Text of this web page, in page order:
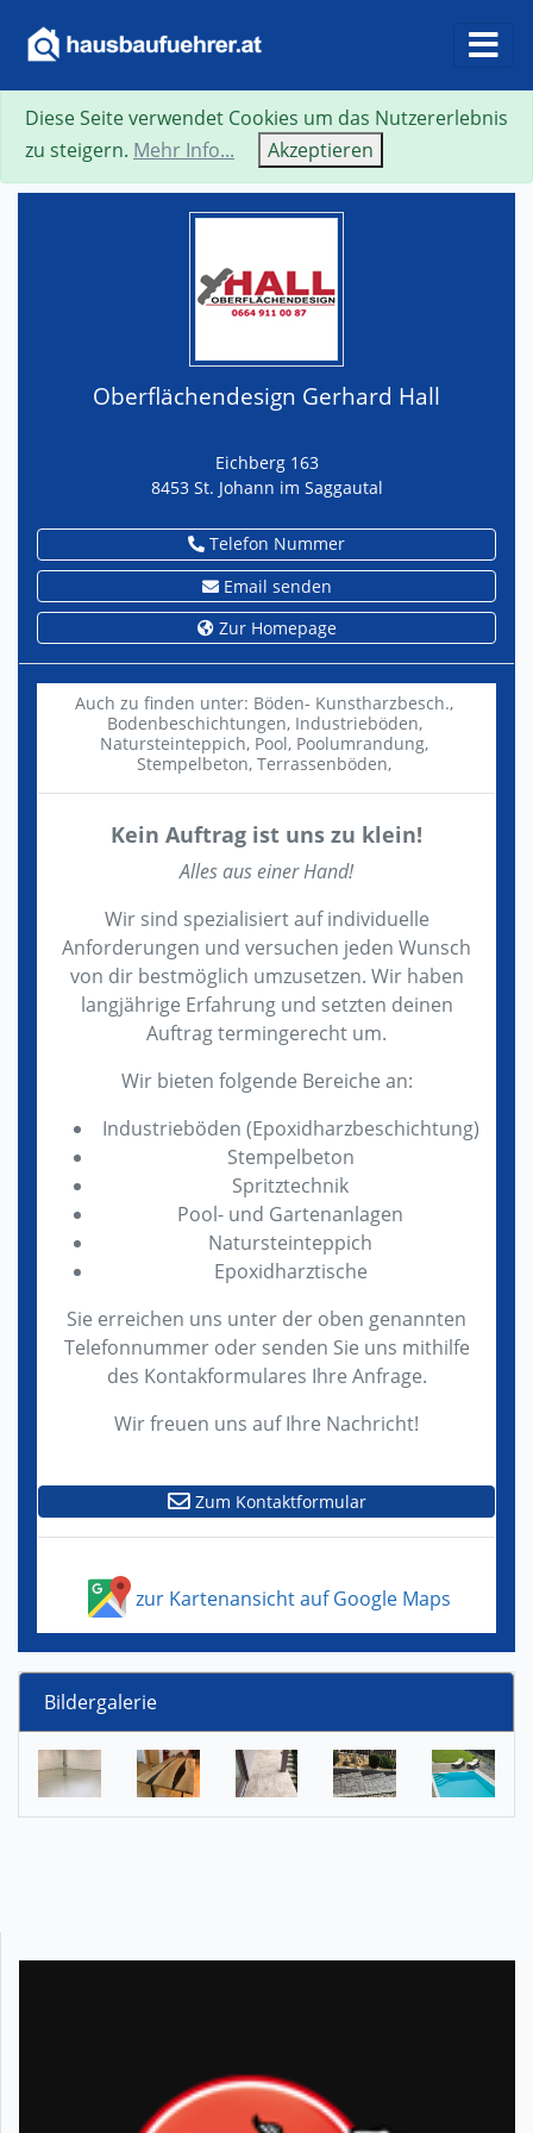
Suche Neue Suche Zurück
Oberflächendesign Gerhard Hall
Eichberg 163
8453 St. Johann im Saggautal
Telefon Nummer
Email senden
Zur Homepage
Auch zu finden unter: Böden- Kunstharzbesch.,
Bodenbeschichtungen, Industrieböden,
Natursteinteppich, Pool, Poolumrandung,
Stempelbeton, Terrassenböden,
Kein Auftrag ist uns zu klein!
Alles aus einer Hand!
Wir sind spezialisiert auf individuelle
Anforderungen und versuchen jeden Wunsch
von dir bestmöglich umzusetzen. Wir haben
langjährige Erfahrung und setzten deinen
Auftrag termingerecht um.
Wir bieten folgende Bereiche an:
Industrieböden (Epoxidharzbeschichtung)
Stempelbeton
Spritztechnik
Pool- und Gartenanlagen
Natursteinteppich
Epoxidharztische
Sie erreichen uns unter der oben genannten
Telefonnummer oder senden Sie uns mithilfe
des Kontakformulares Ihre Anfrage.
Wir freuen uns auf Ihre Nachricht!
Zum Kontaktformular
zur Kartenansicht auf Google Maps
Bildergalerie
Diese Seite verwendet Cookies um das Nutzererlebnis
zu steigern. Mehr Info... Akzeptieren